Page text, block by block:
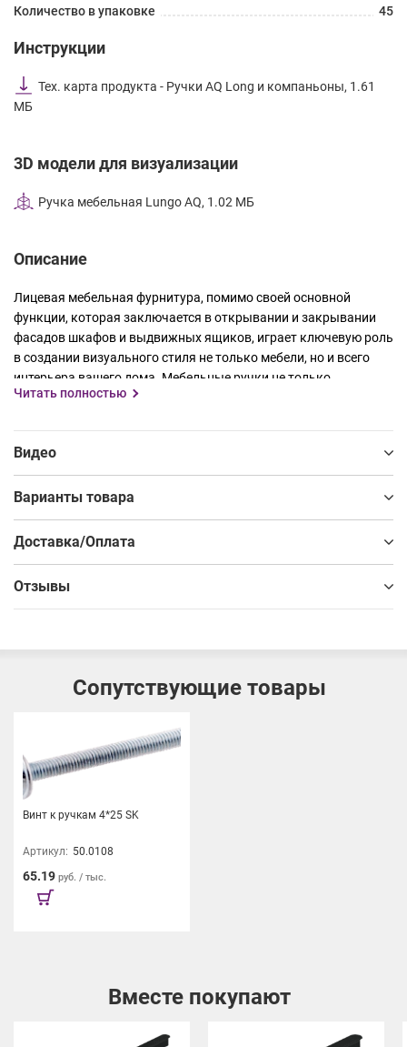
Количество в упаковке
45
Инструкции
Тех. карта продукта - Ручки AQ Long и компаньоны, 1.61
МБ
3D модели для визуализации
Ручка мебельная Lungo AQ, 1.02 МБ
Описание
Лицевая мебельная фурнитура, помимо своей основной
функции, которая заключается в открывании и закрывании
фасадов шкафов и выдвижных ящиков, играет ключевую роль
в создании визуального стиля не только мебели, но и всего
интерьера вашего дома. Мебельные ручки не только
подчеркивают стиль, но также могут сами по себе стать
с целью подчеркнуть стиль и добавить дизайнерский штрих
стилем и элегантностью, а также невероятно приятному
ощущению прикосновения благодаря покрытию soft touch.
Коллекция доступна в самых популярных цветовых
вариантах: матовый черный, матовый белый, матовый графит
геометрией. Основание ручки имеет форму квадрата, который
плавно переходит в изящный изгиб стойки, сохраняя при этом
Lungo длиной 800 мм доступны в двух цветовых вариантах:
матовый черный и матовый графит.
Читать полностью
Видео
Варианты товара
Доставка/Оплата
Отзывы
Сопутствующие товары
Винт к ручкам 4*25 SK
Артикул: 50.0108
65.19 руб. / тыс.
Вместе покупают